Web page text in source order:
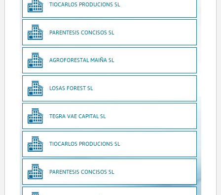
TIOCARLOS PRODUCIONS SL
PARENTESIS CONCISOS SL
AGROFORESTAL MAIÑA SL
LOSAS FOREST SL
TEGRA VAE CAPITAL SL
TIOCARLOS PRODUCIONS SL
PARENTESIS CONCISOS SL